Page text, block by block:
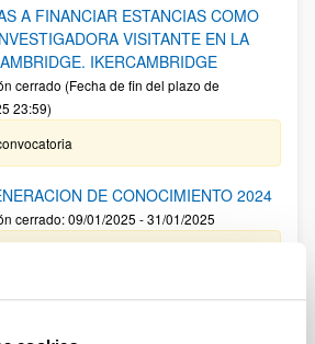
A FINANCIAR ESTANCIAS COMO
VISITANTE EN LA
IKERCAMBRIDGE
cerrado (Fecha de fin del plazo de
23:59)
DE CONOCIMIENTO 2024
cerrado: 09/01/2025 - 31/01/2025